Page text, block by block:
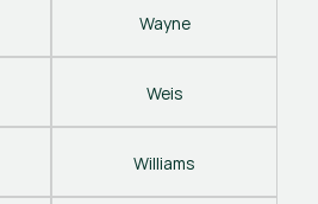
Wayne
Weis
Williams